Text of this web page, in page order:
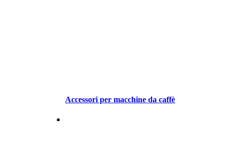
Accessori per macchine da caffè